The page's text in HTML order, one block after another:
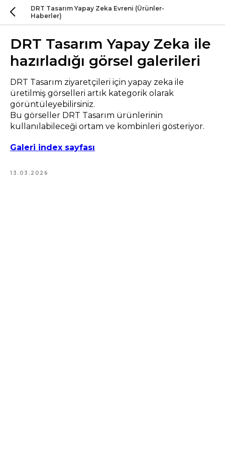
DRT Tasarım Yapay Zeka Evreni (Ürünler-
Haberler)
DRT Tasarım Yapay Zeka ile
hazırladığı görsel galerileri
DRT Tasarım ziyaretçileri için yapay zeka ile
üretilmiş görselleri artık kategorik olarak
görüntüleyebilirsiniz.
Bu görseller DRT Tasarım ürünlerinin
kullanılabileceği ortam ve kombinleri gösteriyor.
Galeri index sayfası
13.03.2026